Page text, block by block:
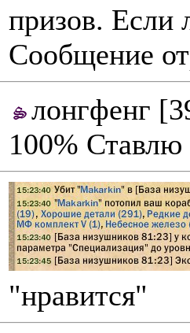
призов. Если
Сообщение
лонгфенг
100%
"нравится"